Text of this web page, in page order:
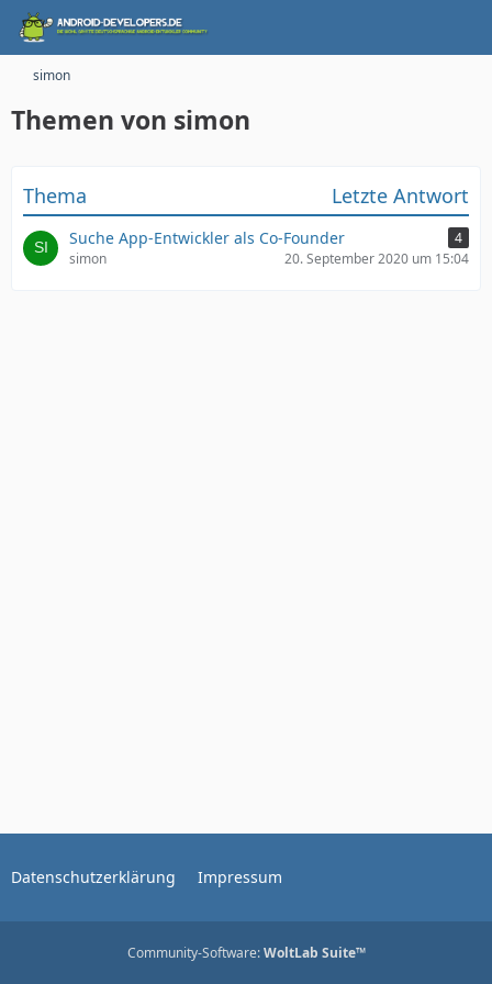
simon
Themen von simon
Thema Letzte Antwort
Suche App-Entwickler als Co-Founder
4
simon
20. September 2020 um 15:04
Datenschutzerklärung Impressum
Community-Software:WoltLab Suite™